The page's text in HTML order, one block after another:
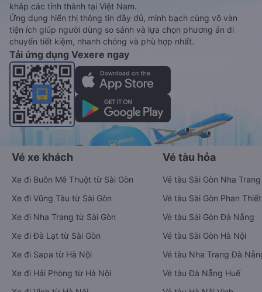
khắp các tỉnh thành tại Việt Nam.
Ứng dụng hiển thị thông tin đầy đủ, minh bạch cùng vô vàn
tiện ích giúp người dùng so sánh và lựa chọn phương án di
chuyển tiết kiệm, nhanh chóng và phù hợp nhất.
Tải ứng dụng Vexere ngay
Vé xe khách
Xe đi Buôn Mê Thuột từ Sài Gòn
Xe đi Vũng Tàu từ Sài Gòn
Xe đi Nha Trang từ Sài Gòn
Xe đi Đà Lạt từ Sài Gòn
Xe đi Sapa từ Hà Nội
Xe đi Hải Phòng từ Hà Nội
Vé tàu hỏa
Vé tàu Sài Gòn Nha Trang
Vé tàu Sài Gòn Phan Thiết
Vé tàu Sài Gòn Đà Nẵng
Vé tàu Sài Gòn Hà Nội
Vé tàu Nha Trang Đà
Vé tàu Đà Nẵng Huế